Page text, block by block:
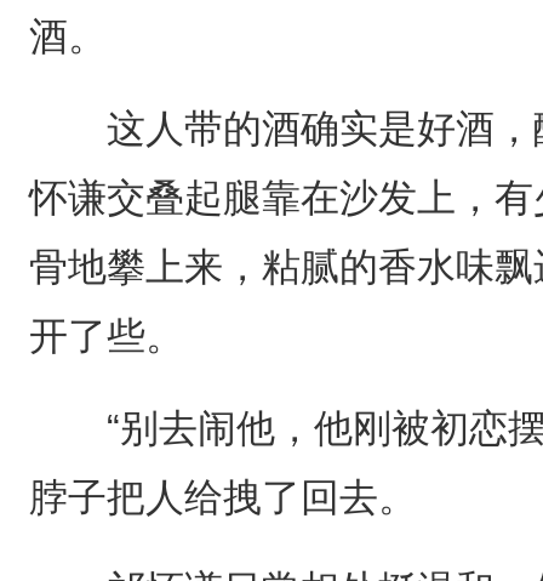
酒。
这人带的酒确实是好酒，
怀谦交叠起腿靠在沙发上，
骨地攀上来，粘腻的香水味
开了些。
“别去闹他，他刚被初恋摆
脖子把人给拽了回去。